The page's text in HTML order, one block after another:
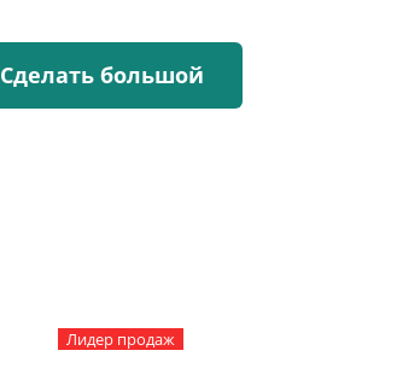
Сделать большой
Лидер продаж